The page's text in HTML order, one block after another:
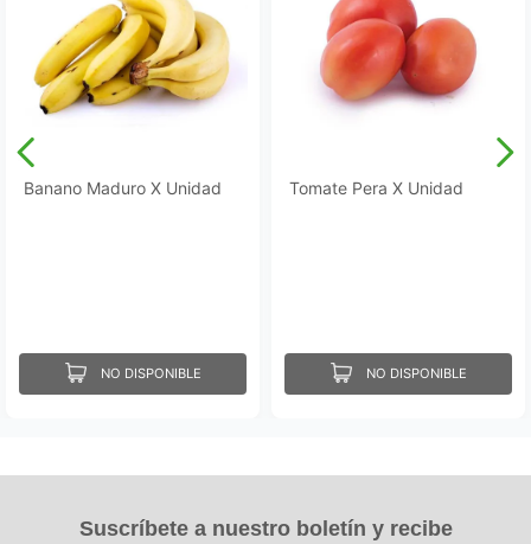
Banano Maduro X Unidad
NO DISPONIBLE
Tomate Pera X Unidad
NO DISPONIBLE
Suscríbete a nuestro boletín y recibe